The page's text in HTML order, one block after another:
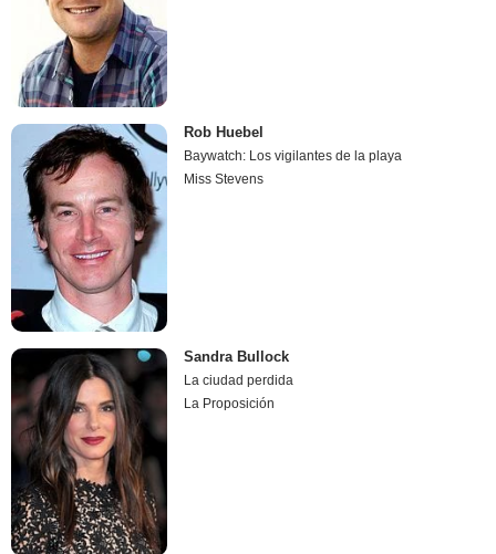
Rob Huebel
Baywatch: Los vigilantes de la playa
Miss Stevens
Sandra Bullock
La ciudad perdida
La Proposición